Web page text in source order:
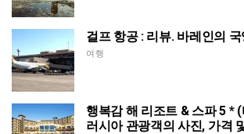
걸프 항공 : 리뷰. 바레인의
여행
행복감 해 리조트 & 스파 5 *
러시아 관광객의 사진, 가격